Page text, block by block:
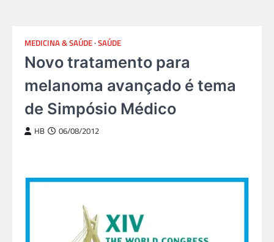
MEDICINA & SAÚDE SAÚDE
Novo tratamento para
melanoma avançado é tema
de Simpósio Médico
HB 06/08/2012